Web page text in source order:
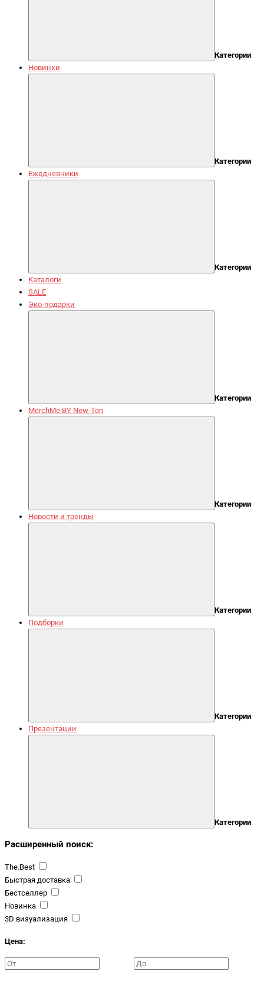
Категории
Новинки
Категории
Ежедневники
Категории
Каталоги
SALE
Эко-подарки
Категории
MerchMe BY New-Ton
Категории
Новости и тренды
Категории
Подборки
Категории
Презентации
Категории
Расширенный поиск:
The.Best
Быстрая доставка
Бестселлер
Новинка
3D визуализация
Цена: